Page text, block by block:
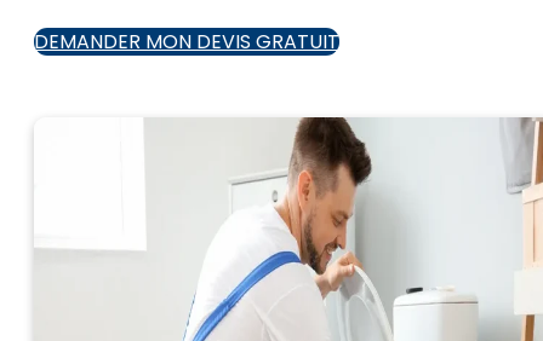
DEMANDER MON DEVIS GRATUIT